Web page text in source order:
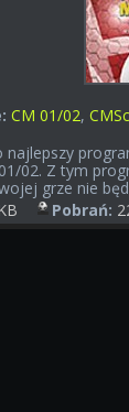
CM 01/02,
najlepszy
02. Z tym
grze nie
Pobrań: